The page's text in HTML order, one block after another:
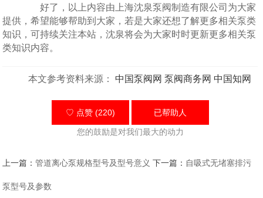
好了，以上内容由上海沈泉泵阀制造有限公司为大家
提供，希望能够帮助到大家，若是大家还想了解更多相关泵类
知识，可持续关注本站，沈泉将会为大家时时更新更多相关泵
类知识内容。
本文参考资料来源： 中国泵阀网 泵阀商务网 中国知网
♡ 点赞 (220) 已帮助 人
您的鼓励是对我们最大的动力
上一篇：管道离心泵规格型号及型号意义 下一篇： 自吸式无堵塞排污
泵型号及参数